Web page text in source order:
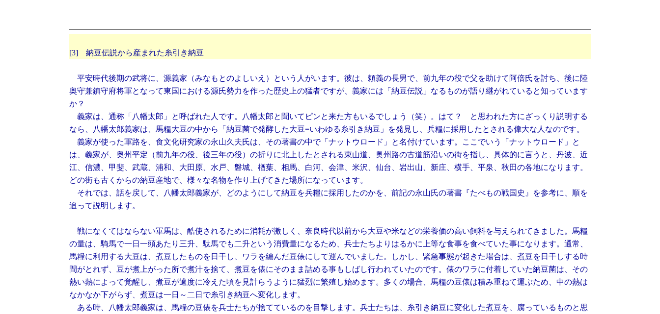
[3] 納豆伝説から産まれた糸引き納豆
平安時代後期の武将に、源義家（みなもとのよしいえ）という人がいます。彼は、頼義の長男で、前九年の役で父を助けて阿倍氏を討ち、後に陸
奥守兼鎮守府将軍となって東国における源氏勢力を作った歴史上の猛者ですが、義家には「納豆伝説」なるものが語り継がれていると知っています
か？
義家は、通称「八幡太郎」と呼ばれた人です。八幡太郎と聞いてピンと来た方もいるでしょう（笑）。はて？ と思われた方にざっくり説明する
なら、八幡太郎義家は、馬糧大豆の中から「納豆菌で発酵した大豆=いわゆる糸引き納豆」を発見し、兵糧に採用したとされる偉大な人なのです。
義家が使った軍路を、食文化研究家の永山久夫氏は、その著書の中で「ナットウロード」と名付けています。ここでいう「ナットウロード」と
は、義家が、奥州平定（前九年の役、後三年の役）の折りに北上したとされる東山道、奥州路の古道筋沿いの街を指し、具体的に言うと、丹波、近
江、信濃、甲斐、武蔵、浦和、大田原、水戸、磐城、楢葉、相馬、白河、会津、米沢、仙台、岩出山、新庄、横手、平泉、秋田の各地になります。
どの街も古くからの納豆産地で、様々な名物を作り上げてきた場所になっています。
それでは、話を戻して、八幡太郎義家が、どのようにして納豆を兵糧に採用したのかを、前記の永山氏の著書『たべもの戦国史』を参考に、順を
追って説明します。
戦になくてはならない軍馬は、酷使されるために消耗が激しく、奈良時代以前から大豆や米などの栄養価の高い飼料を与えられてきました。馬糧
の量は、騎馬で一日一頭あたり三升、駄馬でも二升という消費量になるため、兵士たちよりはるかに上等な食事を食べていた事になります。通常、
馬糧に利用する大豆は、煮豆したものを日干し、ワラを編んだ豆俵にして運んでいました。しかし、緊急事態が起きた場合は、煮豆を日干しする時
間がとれず、豆が煮上がった所で煮汁を捨て、煮豆を俵にそのまま詰める事もしばし行われていたのです。俵のワラに付着していた納豆菌は、その
熱い熱によって覚醒し、煮豆が適度に冷えた頃を見計らうように猛烈に繁殖し始めます。多くの場合、馬糧の豆俵は積み重ねて運ぶため、中の熱は
なかなか下がらず、煮豆は一日～二日で糸引き納豆へ変化します。
ある時、八幡太郎義家は、馬糧の豆俵を兵士たちが捨てているのを目撃します。兵士たちは、糸引き納豆に変化した煮豆を、腐っているものと思